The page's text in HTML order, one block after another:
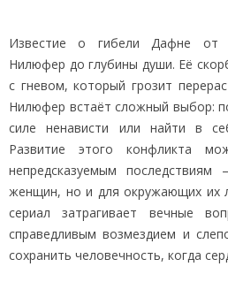
Известие о гибели Дафне от
Нилюфер до глубины души. Её
с гневом, который грозит
Нилюфер встаёт сложный выбор:
силе ненависти или найти в
Развитие этого конфликта
непредсказуемым
женщин, но и для окружающих их
сериал затрагивает вечные
справедливым возмездием и
сохранить человечность, когда